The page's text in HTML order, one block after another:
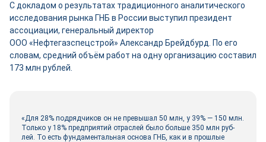
С докладом о результатах традиционного аналитического
исследования рынка ГНБ в России выступил президент
ассоциации, генеральный директор
ООО «Нефтегазспецстрой» Александр Брейдбурд. По его
словам, средний объём работ на одну организацию составил
173 млн руб­лей.
«Для 28% подрядчиков он не превышал 50 млн, у 39% — 150 млн.
Только у 18% предприятий отраслей было больше 350 млн руб­
лей. То есть фундаментальная основа ГНБ, как и в прошлые